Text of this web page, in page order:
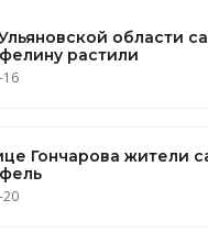
области
растили
16
Гончарова жители
20